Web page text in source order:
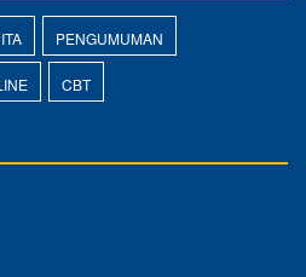
PENGUMUMAN
CBT